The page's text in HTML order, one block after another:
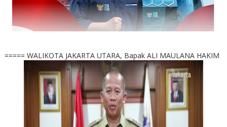
===== WALIKOTA JAKARTA UTARA, Bapak ALI MAULANA HAKIM